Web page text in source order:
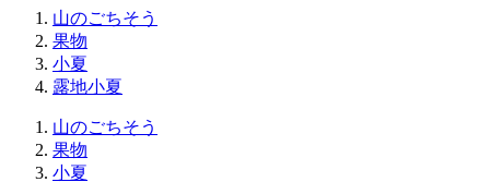
山のごちそう
果物
小夏
露地小夏
山のごちそう
果物
小夏